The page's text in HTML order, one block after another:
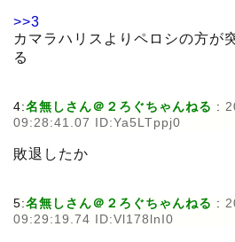
>>3
カマラハリスよりペロシの方が
る
4:名無しさん＠２ろぐちゃんねる :
09:28:41.07 ID:Ya5LTppj0
敗退したか
5:名無しさん＠２ろぐちゃんねる :
09:29:19.74 ID:Vl178lnI0